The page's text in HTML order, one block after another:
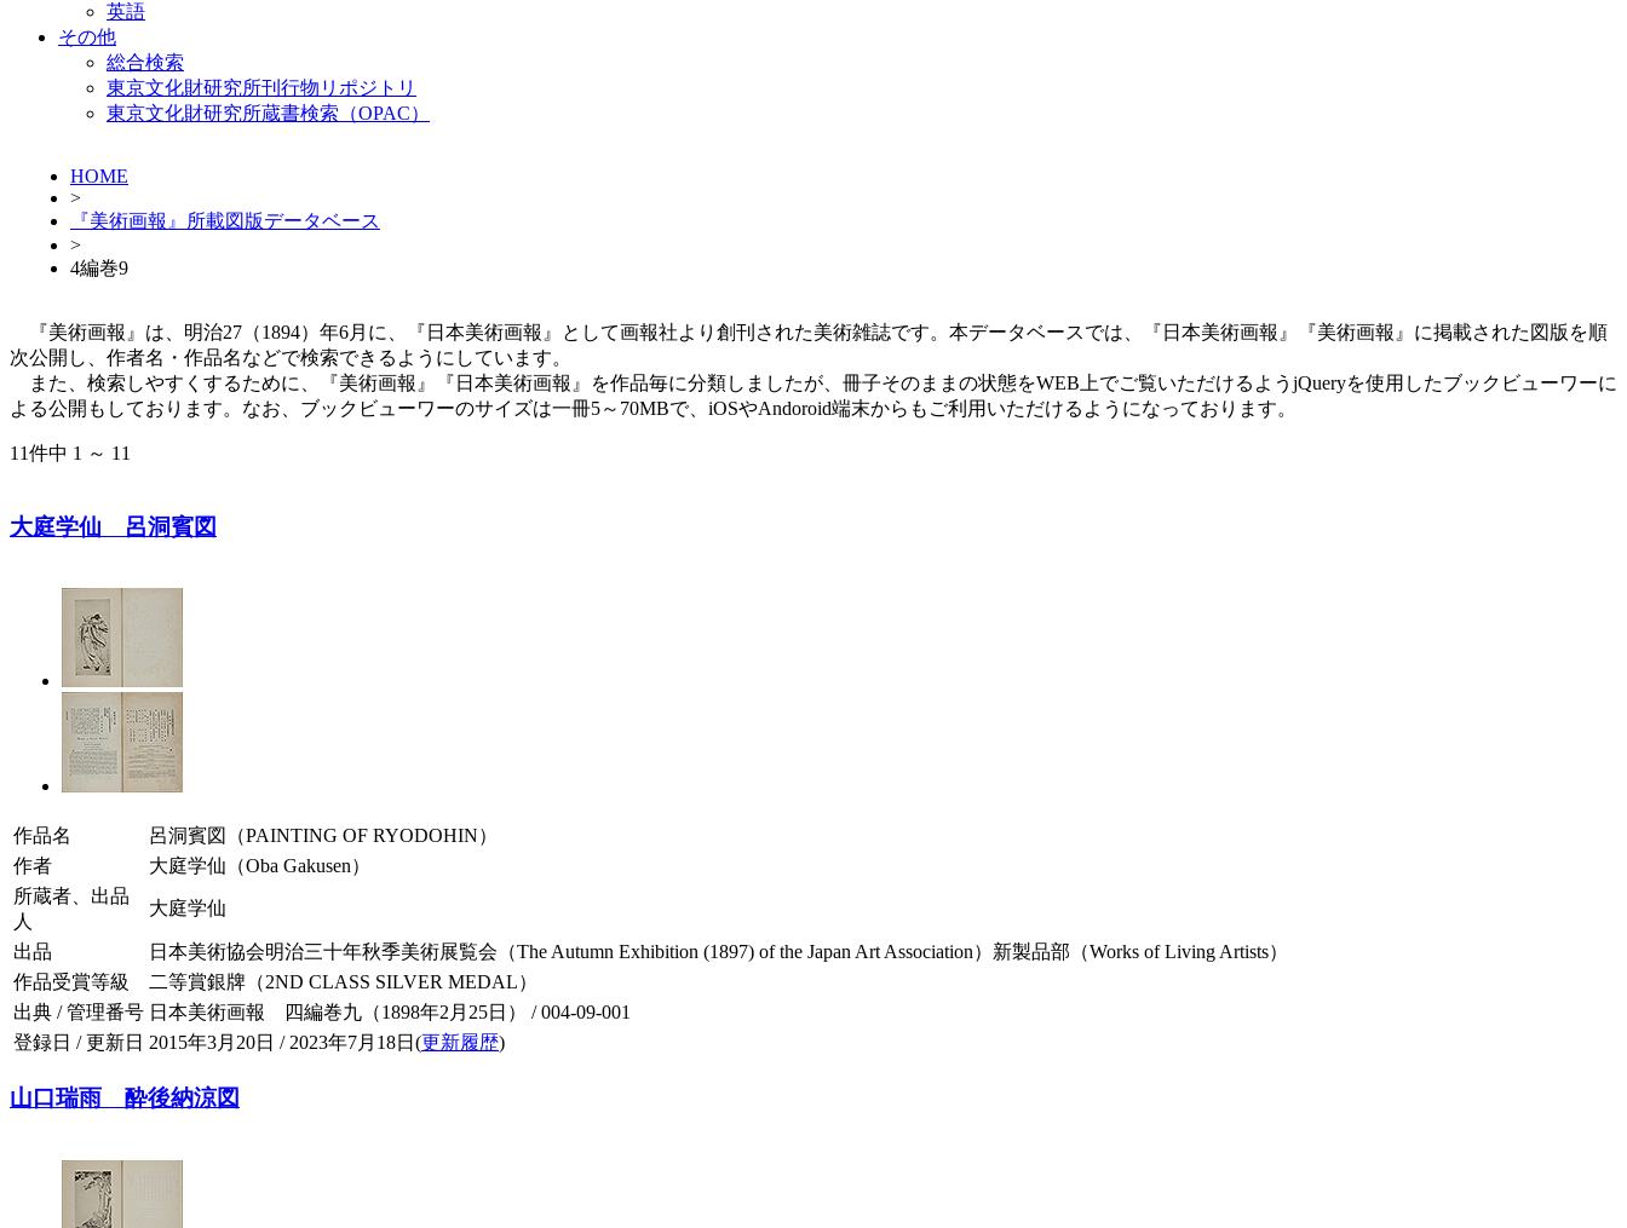
英語
その他
総合検索
東京文化財研究所刊行物リポジトリ
東京文化財研究所蔵書検索（OPAC）
HOME
>
『美術画報』所載図版データベース
>
4編巻9
『美術画報』は、明治27（1894）年6月に、『日本美術画報』として画報社より創刊された美術雑誌です。本データベースでは、『日本美術画報』『美術画報』に掲載された図版を順
次公開し、作者名・作品名などで検索できるようにしています。
また、検索しやすくするために、『美術画報』『日本美術画報』を作品毎に分類しましたが、冊子そのままの状態をWEB上でご覧いただけるようjQueryを使用したブックビューワーに
よる公開もしております。なお、ブックビューワーのサイズは一冊5～70MBで、iOSやAndoroid端末からもご利用いただけるようになっております。
11件中 1 ～ 11
大庭学仙 呂洞賓図
作品名
呂洞賓図（PAINTING OF RYODOHIN）
作者
大庭学仙（Oba Gakusen）
所蔵者、出品
人
大庭学仙
出品
日本美術協会明治三十年秋季美術展覧会（The Autumn Exhibition (1897) of the Japan Art Association）新製品部（Works of Living Artists）
作品受賞等級
二等賞銀牌（2ND CLASS SILVER MEDAL）
出典 / 管理番号 日本美術画報 四編巻九（1898年2月25日） / 004-09-001
登録日 / 更新日 2015年3月20日 / 2023年7月18日(更新履歴)
山口瑞雨 酔後納涼図